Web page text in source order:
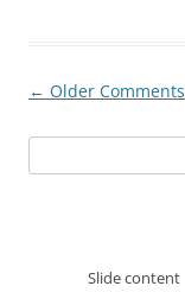
Comment
← Older Comments
for:
Slide content